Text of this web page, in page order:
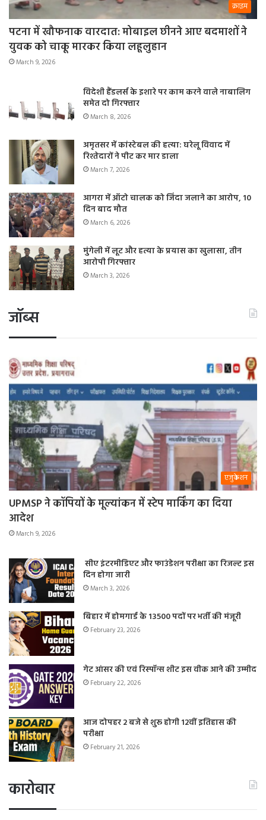
क्राइम
पटना में खौफनाक वारदात: मोबाइल छीनने आए बदमाशों ने
युवक को चाकू मारकर किया लहूलुहान
March 9, 2026
विदेशी हैंडलर्स के इशारे पर काम करने वाले नाबालिग
समेत दो गिरफ्तार
March 8, 2026
अमृतसर में कांस्टेबल की हत्या: घरेलू विवाद में
रिश्तेदारों ने पीट कर मार डाला
March 7, 2026
आगरा में ऑटो चालक को जिंदा जलाने का आरोप, 10
दिन बाद मौत
March 6, 2026
मुंगेली में लूट और हत्या के प्रयास का खुलासा, तीन
आरोपी गिरफ्तार
March 3, 2026
जॉब्स
एजुकेशन
UPMSP ने कॉपियों के मूल्यांकन में स्टेप मार्किंग का दिया
आदेश
March 9, 2026
सीए इंटरमीडिएट और फाउंडेशन परीक्षा का रिजल्ट इस
दिन होगा जारी
March 3, 2026
बिहार में होमगार्ड के 13500 पदों पर भर्ती की मंजूरी
February 23, 2026
गेट आंसर की एवं रिस्पॉन्स शीट इस वीक आने की उम्मीद
February 22, 2026
आज दोपहर 2 बजे से शुरू होगी 12वीं इतिहास की
परीक्षा
February 21, 2026
कारोबार